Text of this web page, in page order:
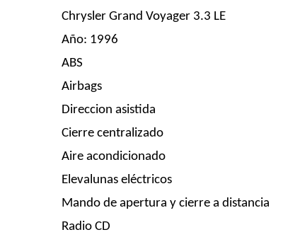
Chrysler Grand Voyager 3.3 LE
Año: 1996
ABS
Airbags
Direccion asistida
Cierre centralizado
Aire acondicionado
Elevalunas eléctricos
Mando de apertura y cierre a distancia
Radio CD